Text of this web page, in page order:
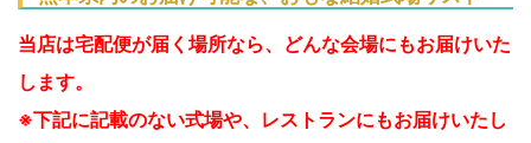
当店は宅配便が届く場所なら、どんな会場にもお届けいた
します。
※下記に記載のない式場や、レストランにもお届けいたし